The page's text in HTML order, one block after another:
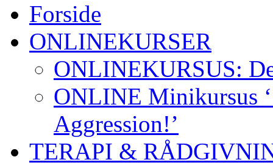
Forside
ONLINEKURSER
ONLINEKURSUS:
ONLINE Minikursus
Aggression!’
TERAPI &